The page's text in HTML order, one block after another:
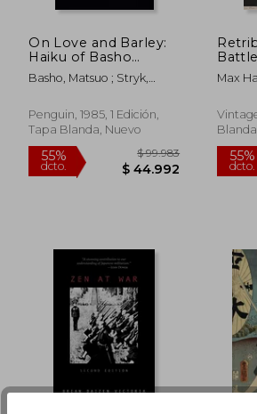
$ 87.643
On Love and Barley:
Haiku of Basho
(Penguin Classics) (en
Inglés)
Basho, Matsuo ; Stryk,
Penguin, 1985, 1 Edición,
Tapa Blanda, Nuevo
1944-
Max